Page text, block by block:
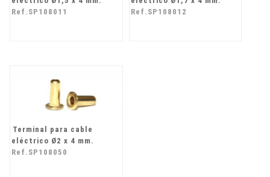
Ref.SP108011
Ref.SP108012
Terminal para cable
eléctrico Ø2 x 4 mm.
Ref.SP108050